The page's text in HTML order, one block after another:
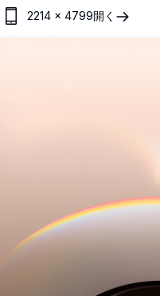
適で、このプレミアム4K壁紙
的要素と豊かな色彩の変化で
します。
2214× 4799開く